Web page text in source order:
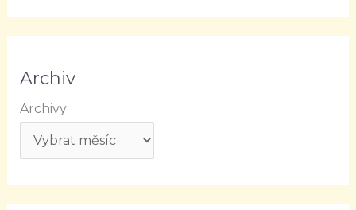
Archiv
Archivy